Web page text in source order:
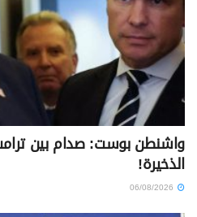
واشنطن بوست: صدام بين
الذخيرة!